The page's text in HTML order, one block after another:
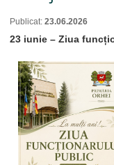
Publicat: 23.06.2026
23 iunie – Ziua